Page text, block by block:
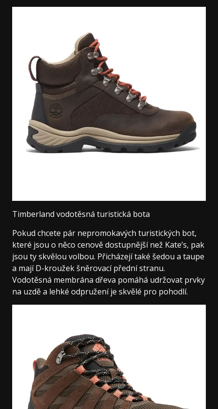
Timberland vodotěsná turistická bota
Pokud chcete pár nepromokavých turistických bot,
které jsou o něco cenově dostupnější než Kate’s, pak
jsou ty skvělou volbou. Přicházejí také šedou a taupe
a mají D-kroužek šněrovací přední stranu.
Vodotěsná membrána dřeva pomáhá udržovat prvky
na uzdě a lehké odpružení je skvělé pro pohodlí.